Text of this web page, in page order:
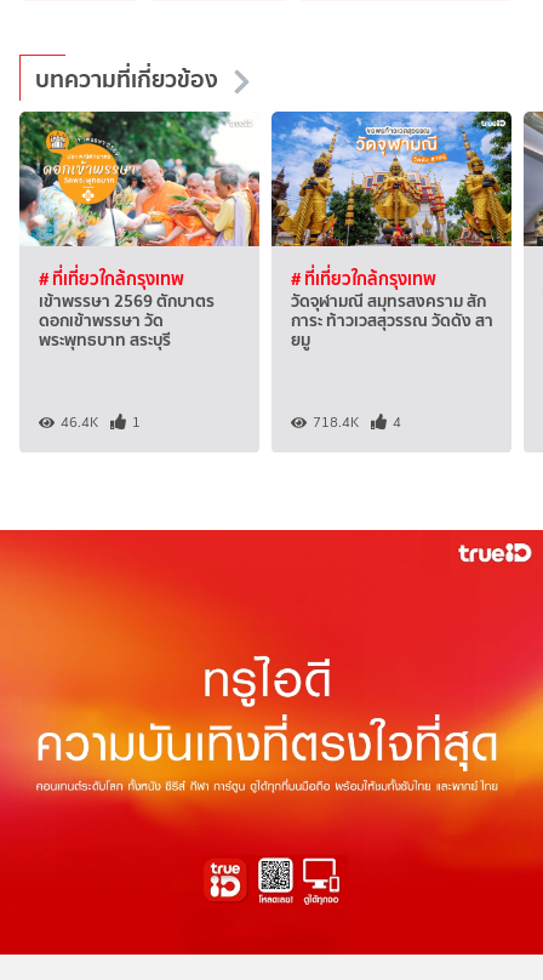
บทความที่เกี่ยวข้อง
# ที่เที่ยวใกล้กรุงเทพ
เข้าพรรษา 2569 ตักบาตร
ดอกเข้าพรรษา วัด
พระพุทธบาท สระบุรี
46.4K 1
# ที่เที่ยวใกล้กรุงเทพ
วัดจุฬามณี สมุทรสงคราม สัก
การะ ท้าวเวสสุวรรณ วัดดัง สา
ยมู
718.4K 4